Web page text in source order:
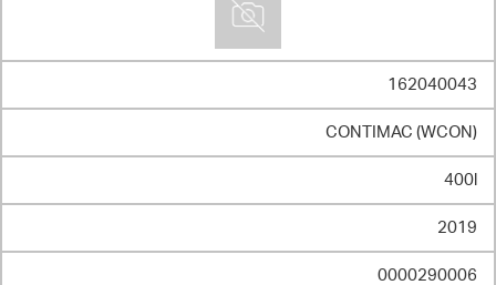
162040043
CONTIMAC (WCON)
400l
2019
0000290006